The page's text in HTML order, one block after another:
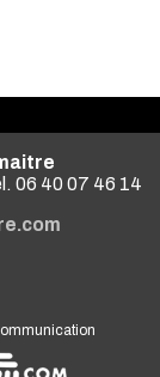
06 40 07 46 14